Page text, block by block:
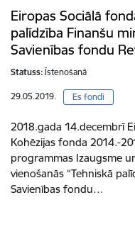
Eiropas Sociālā
palīdzība Finanšu
Savienības fondu
Statuss: Īstenošanā
29.05.2019. Es fondi
2018.gada 14.decembrī
Kohēzijas fonda 2014.-
programmas Izaugsme
vienošanās “Tehniskā
Savienības fondu…